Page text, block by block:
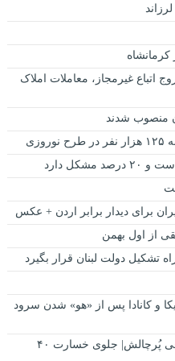
کرمانشاه
غیرمجاز، معاملات املاک
برای دیدار برابر اردن + عکس
از اول بهمن
تشکیل دولت لبنان قرار بگیرد
و کانادا پس از «هو» شدن سرود
سربلندی آسمان در سه پرونده حقوقی پُرچالش| جلوی خسارت ۴۰